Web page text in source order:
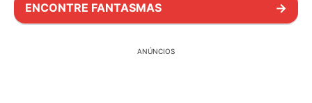
ENCONTRE FANTASMAS →
ANÚNCIOS